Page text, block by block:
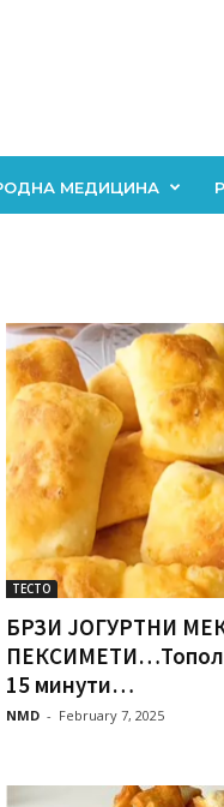
МЕДИЦИНА
ТЕСТО
БРЗИ ЈОГУРТНИ
ПЕКСИМЕТИ…Топол
15 минути…
NMD - February 7, 2025